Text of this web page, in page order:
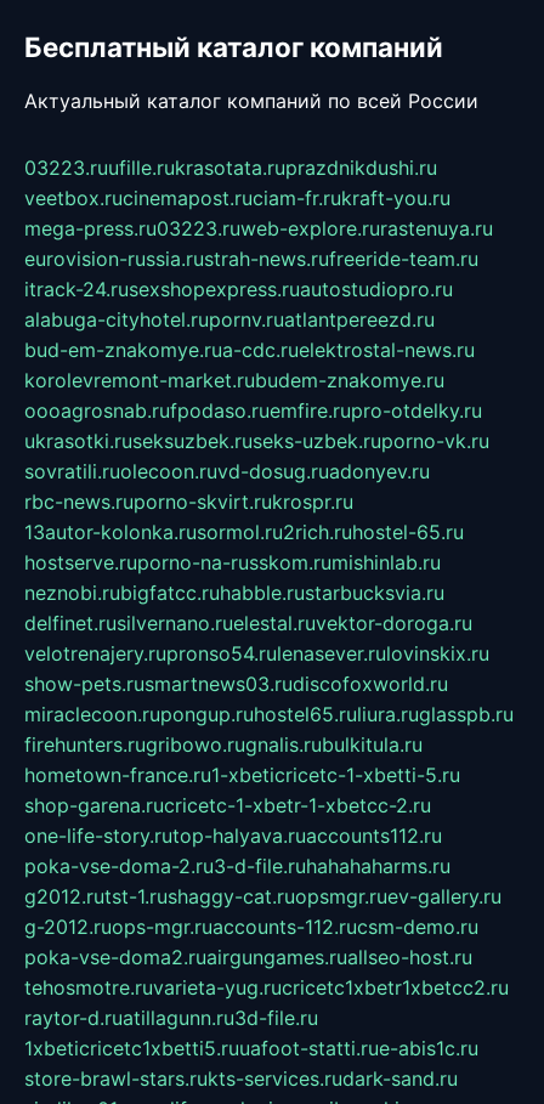
Бесплатный каталог компаний
Актуальный каталог компаний по всей России
03223.ruufille.rukrasotata.ruprazdnikdushi.ru
veetbox.rucinemapost.ruciam-fr.rukraft-you.ru
mega-press.ru03223.ruweb-explore.rurastenuya.ru
eurovision-russia.rustrah-news.rufreeride-team.ru
itrack-24.rusexshopexpress.ruautostudiopro.ru
alabuga-cityhotel.rupornv.ruatlantpereezd.ru
bud-em-znakomye.rua-cdc.ruelektrostal-news.ru
korolevremont-market.rubudem-znakomye.ru
oooagrosnab.rufpodaso.ruemfire.rupro-otdelky.ru
ukrasotki.ruseksuzbek.ruseks-uzbek.ruporno-vk.ru
sovratili.ruolecoon.ruvd-dosug.ruadonyev.ru
rbc-news.ruporno-skvirt.rukrospr.ru
13autor-kolonka.rusormol.ru2rich.ruhostel-65.ru
hostserve.ruporno-na-russkom.rumishinlab.ru
neznobi.rubigfatcc.ruhabble.rustarbucksvia.ru
delfinet.rusilvernano.ruelestal.ruvektor-doroga.ru
velotrenajery.rupronso54.rulenasever.rulovinskix.ru
show-pets.rusmartnews03.rudiscofoxworld.ru
miraclecoon.rupongup.ruhostel65.ruliura.ruglasspb.ru
firehunters.rugribowo.rugnalis.rubulkitula.ru
hometown-france.ru1-xbeticricetc-1-xbetti-5.ru
shop-garena.rucricetc-1-xbetr-1-xbetcc-2.ru
one-life-story.rutop-halyava.ruaccounts112.ru
poka-vse-doma-2.ru3-d-file.ruhahahaharms.ru
g2012.rutst-1.rushaggy-cat.ruopsmgr.ruev-gallery.ru
g-2012.ruops-mgr.ruaccounts-112.rucsm-demo.ru
poka-vse-doma2.ruairgungames.ruallseo-host.ru
tehosmotre.ruvarieta-yug.rucricetc1xbetr1xbetcc2.ru
raytor-d.ruatillagunn.ru3d-file.ru
1xbeticricetc1xbetti5.ruuafoot-statti.rue-abis1c.ru
store-brawl-stars.rukts-services.rudark-sand.ru